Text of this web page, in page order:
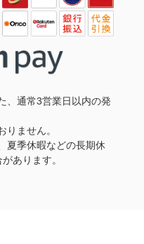
、通常3営業日以内の発
りません。
夏季休暇などの長期休
あります。